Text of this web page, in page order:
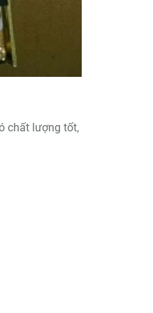
chất lượng tốt,